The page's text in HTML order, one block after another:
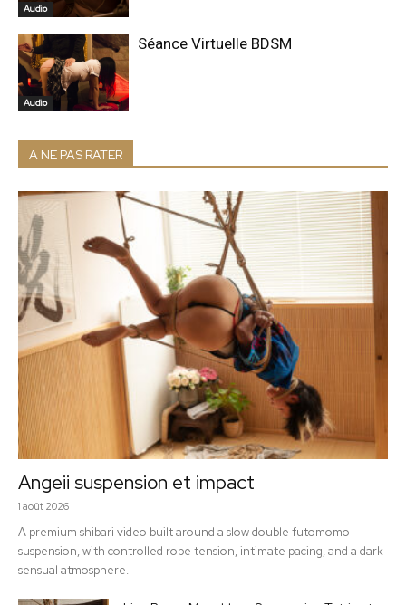
Audio
Audio
Séance Virtuelle BDSM
A NE PAS RATER
Angeii suspension et impact
1 août 2026
A premium shibari video built around a slow double futomomo
suspension, with controlled rope tension, intimate pacing, and a dark
sensual atmosphere.